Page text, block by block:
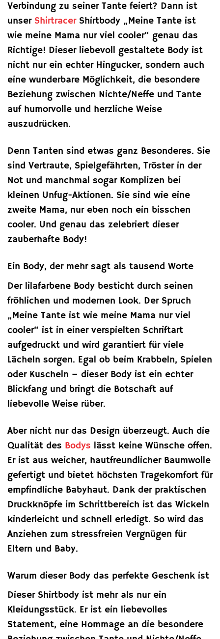
Verbindung zu seiner Tante feiert? Dann ist
unser ShirtracerShirtbody „Meine Tante ist
wie meine Mama nur viel cooler“ genau das
Richtige! Dieser liebevoll gestaltete Body ist
nicht nur ein echter Hingucker, sondern auch
eine wunderbare Möglichkeit, die besondere
Beziehung zwischen Nichte/Neffe und Tante
auf humorvolle und herzliche Weise
auszudrücken.
Denn Tanten sind etwas ganz Besonderes. Sie
sind Vertraute, Spielgefährten, Tröster in der
Not und manchmal sogar Komplizen bei
kleinen Unfug-Aktionen. Sie sind wie eine
zweite Mama, nur eben noch ein bisschen
cooler. Und genau das zelebriert dieser
zauberhafte Body!
Ein Body, der mehr sagt als tausend Worte
Der lilafarbene Body besticht durch seinen
fröhlichen und modernen Look. Der Spruch
„Meine Tante ist wie meine Mama nur viel
cooler“ ist in einer verspielten Schriftart
aufgedruckt und wird garantiert für viele
Lächeln sorgen. Egal ob beim Krabbeln, Spielen
oder Kuscheln – dieser Body ist ein echter
Blickfang und bringt die Botschaft auf
liebevolle Weise rüber.
Aber nicht nur das Design überzeugt. Auch die
Qualität des Bodys lässt keine Wünsche offen.
Er ist aus weicher, hautfreundlicher Baumwolle
gefertigt und bietet höchsten Tragekomfort für
empfindliche Babyhaut. Dank der praktischen
Druckknöpfe im Schrittbereich ist das Wickeln
kinderleicht und schnell erledigt. So wird das
Anziehen zum stressfreien Vergnügen für
Eltern und Baby.
Warum dieser Body das perfekte Geschenk ist
Dieser Shirtbody ist mehr als nur ein
Kleidungsstück. Er ist ein liebevolles
Statement, eine Hommage an die besondere